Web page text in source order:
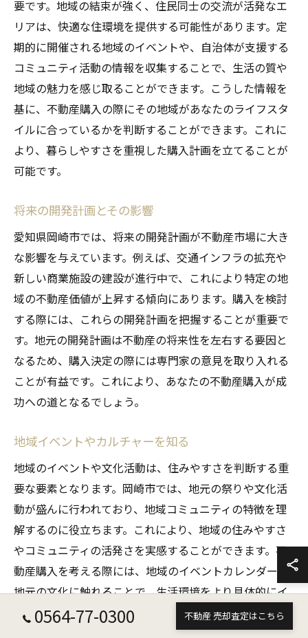
要です。地域の結束が強く、住民同士の交流が活発なエ
リアは、快適な住環境を提供する可能性があります。定
期的に開催される地域のイベントや、自治体が支援する
コミュニティ活動の情報を収集することで、生活の質や
地域の魅力を感じ取ることができます。こうした情報を
基に、不動産購入の際にその地域があなたのライフスタ
イルに合っているかを判断することができます。これに
より、暮らしやすさを重視した購入計画を立てることが
可能です。
将来の開発計画とその影響
愛知県岡崎市では、将来の開発計画が不動産市場に大き
な影響を与えています。例えば、交通インフラの拡充や
新しい商業施設の建設が進行中で、これにより特定の地
域の不動産価値が上昇する傾向にあります。購入を検討
する際には、これらの開発計画を把握することが重要で
す。地元の開発計画は不動産の将来性を左右する要因と
なるため、購入決定の際には専門家の意見を取り入れる
ことが有益です。これにより、あなたの不動産購入が成
功への道となるでしょう。
地域イベントやカルチャーを知る
地域のイベントや文化活動は、住みやすさを判断する重
要な要素となります。岡崎市では、地元の祭りや文化活
動が盛んに行われており、地域コミュニティの特徴を理
解するのに役立ちます。これにより、地域の住みやすさ
やコミュニティの活発さを実感することができます。不
動産購入を考える際には、地域のイベントカレンダーや
地元の文化に触れることで、生活環境をより具体的にイ
メージすることができ、購入決定の参考となるでしょ
う。これにより、岡崎市での新生活をより豊かにするこ
0564-77-0300 不動産 売却査定はこちら